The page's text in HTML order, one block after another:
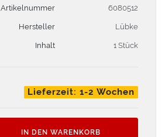
Artikelnummer 6080512
Hersteller Lübke
Inhalt 1 Stück
Lieferzeit: 1-2 Wochen
IN DEN WARENKORB